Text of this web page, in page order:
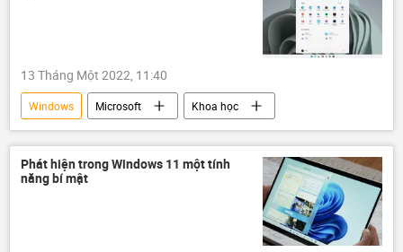
13 Tháng Một 2022, 11:40
Windows Microsoft Khoa học
Phát hiện trong Windows 11 một tính
năng bí mật